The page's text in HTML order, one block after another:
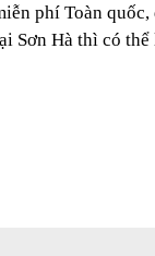
phí Toàn
Sơn Hà thì có